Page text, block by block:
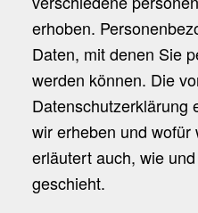
erhoben.
Daten, mit denen Sie
werden können. Die
Datenschutzerklärung
wir erheben und wofür
erläutert auch, wie
geschieht.